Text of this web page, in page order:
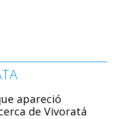
apareció
de Vivoratá